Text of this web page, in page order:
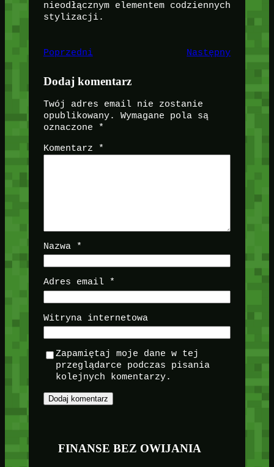
nieodłącznym elementem codziennych
stylizacji.
Poprzedni Następny
Dodaj komentarz
Twój adres email nie zostanie
opublikowany.
Wymagane pola są
oznaczone
*
Komentarz *
Nazwa *
Adres email *
Witryna internetowa
Zapamiętaj moje dane w tej
przeglądarce podczas pisania
kolejnych komentarzy.
FINANSE BEZ OWIJANIA